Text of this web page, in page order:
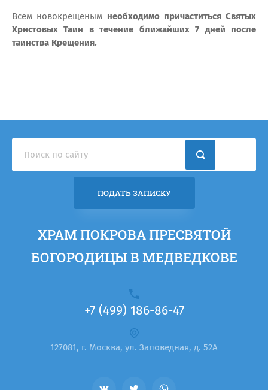
Всем новокрещеным необходимо причаститься Святых
Христовых Таин в течение ближайших 7 дней после
таинства Крещения.
+7 (499) 186-86-47
127081, г. Москва, ул. Заповедная, д. 52А
ХРАМ ПОКРОВА ПРЕСВЯТОЙ
БОГОРОДИЦЫ В МЕДВЕДКОВЕ
ПОДАТЬ ЗАПИСКУ